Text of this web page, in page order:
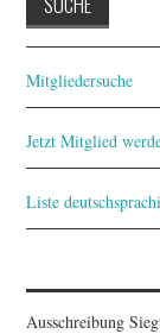
Mitgliedersuche
Jetzt Mitglied
Liste
Ausschreibung